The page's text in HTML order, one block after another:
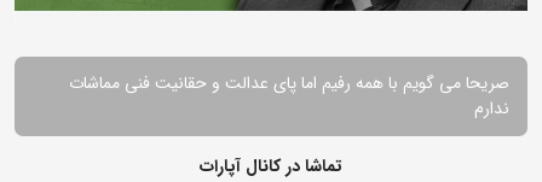
صریحا می گویم با همه رفیم اما پای عدالت و حقانیت فنی مماشات
ندارم
تماشا در کانال آپارات